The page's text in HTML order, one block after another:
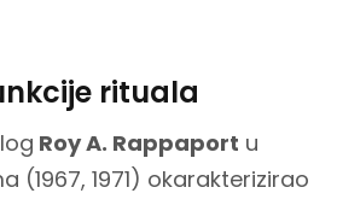
rituala
Roy A. Rappaport u
(1967, 1971) okarakterizirao